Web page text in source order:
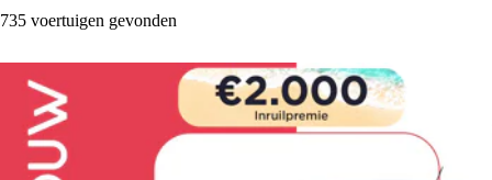
735 voertuigen gevonden